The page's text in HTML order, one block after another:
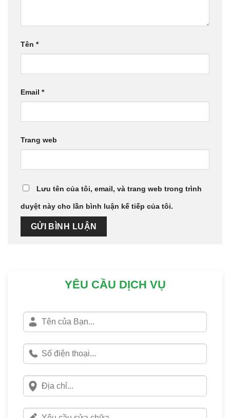
Tên *
Email *
Trang web
Lưu tên của tôi, email, và trang web trong trình
duyệt này cho lần bình luận kế tiếp của tôi.
YÊU CẦU DỊCH VỤ